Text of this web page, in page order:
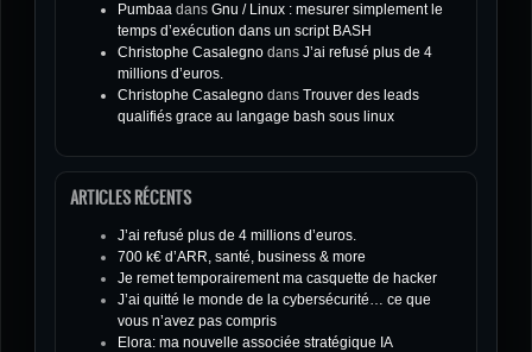
Pumbaa dans Gnu / Linux : mesurer simplement le
temps d’exécution dans un script BASH
Christophe Casalegno dans J’ai refusé plus de 4
millions d’euros.
Christophe Casalegno dans Trouver des leads
qualifiés grace au langage bash sous linux
ARTICLES RÉCENTS
J’ai refusé plus de 4 millions d’euros.
700 k€ d’ARR, santé, business & more
Je remet temporairement ma casquette de hacker
J’ai quitté le monde de la cybersécurité… ce que
vous n’avez pas compris
Elora: ma nouvelle associée stratégique IA